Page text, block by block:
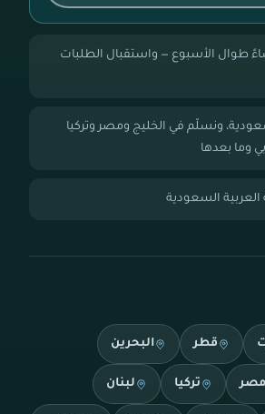
حتى 11 مساءً طوال الأسبوع — واستقبال الطلبات
ونسلّم في الخليج ومصر وتركيا
وما بعدها
السعودية
قطر البحرين
مصر تركيا لبنان